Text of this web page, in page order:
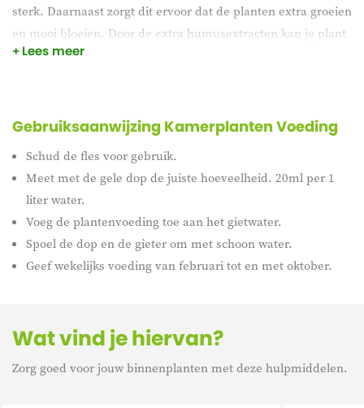
sterk. Daarnaast zorgt dit ervoor dat de planten extra groeien
en mooi bloeien. Door de extra humusextracten kan je plant
de voeding beter opnemen. Bovendien zorgt magnesium
Lees meer
Wat vind je hiervan?
Zorg goed voor jouw binnenplanten met deze hulpmiddelen.
Gebruiksaanwijzing Kamerplanten Voeding
Schud de fles voor gebruik.
Meet met de gele dop de juiste hoeveelheid. 20ml per 1
liter water.
Voeg de plantenvoeding toe aan het gietwater.
Spoel de dop en de gieter om met schoon water.
Geef wekelijks voeding van februari tot en met oktober.